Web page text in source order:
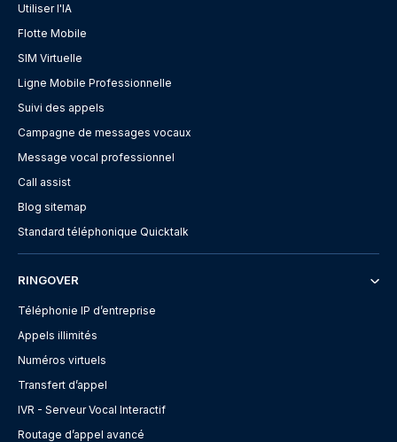
Utiliser l'IA
Flotte Mobile
SIM Virtuelle
Ligne Mobile Professionnelle
Suivi des appels
Campagne de messages vocaux
Message vocal professionnel
Call assist
Blog sitemap
Standard téléphonique Quicktalk
RINGOVER
Téléphonie IP d’entreprise
Appels illimités
Numéros virtuels
Transfert d’appel
IVR - Serveur Vocal Interactif
Routage d’appel avancé